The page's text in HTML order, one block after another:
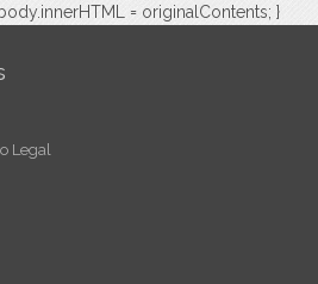
= originalContents; }
Legal